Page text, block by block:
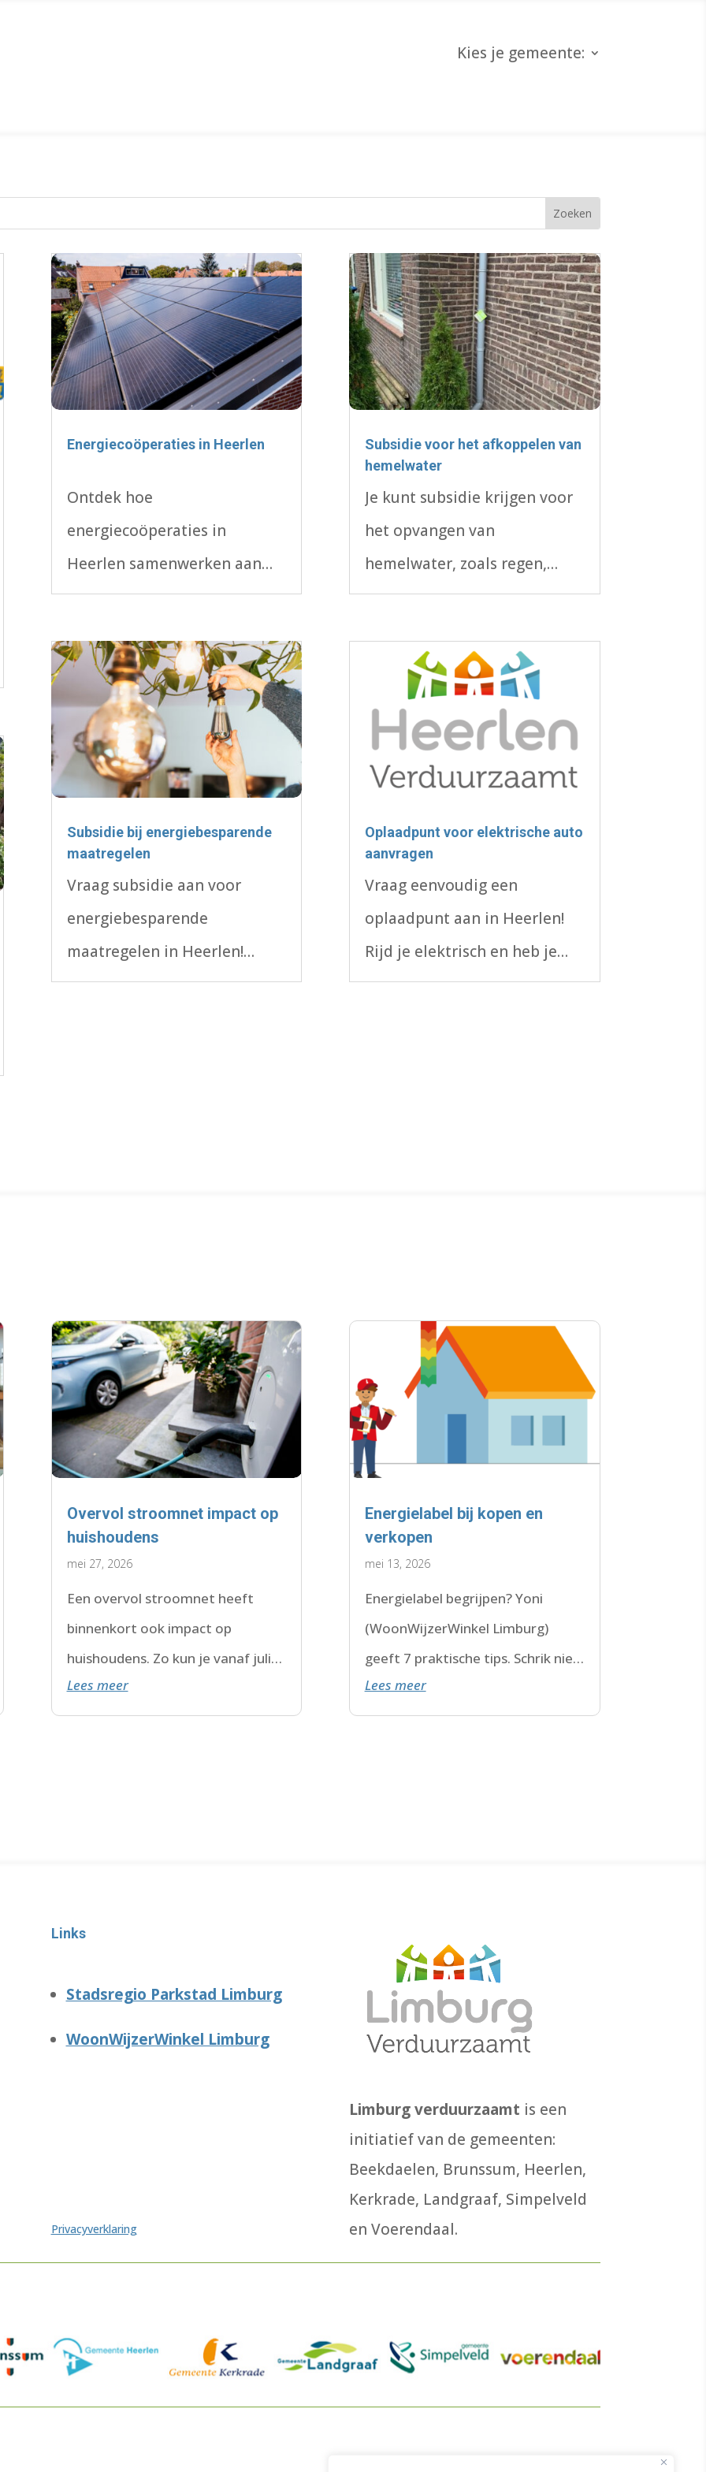
Kies je gemeente:
Energiecoöperaties in Heerlen
Ontdek hoe
energiecoöperaties in
Heerlen samenwerken aan
een duurzame toekomst!
profiteer van zonne-energie
en draag bij aan een groenere
stad. Doe mee en word lid!
Subsidie bij energiebesparende
maatregelen
Vraag subsidie aan voor
energiebesparende
maatregelen in Heerlen!
Bespaar op je
Subsidie voor het afkoppelen van
hemelwater
Je kunt subsidie krijgen voor
het opvangen van
hemelwater, zoals regen,
sneeuw en hagel. Je vangt het
waterbekken, watertonnen,
een regenvijver of
ondergrondse reservoirs.
Deze afkoppelsubsidie is
woningeigenaren, niet...
Oplaadpunt voor elektrische auto
aanvragen
Vraag eenvoudig een
oplaadpunt aan in Heerlen!
Rijd je elektrisch en heb je
geen eigen parkeerplek?
Overvol stroomnet impact op
huishoudens
mei 27, 2026
Een overvol stroomnet heeft
binnenkort ook impact op
huishoudens. Zo kun je vanaf juli
2026 te maken krijgen met een
wachtlijst.
Lees meer
Energielabel bij kopen en
verkopen
mei 13, 2026
Energielabel begrijpen? Yoni
(WoonWijzerWinkel Limburg)
geeft 7 praktische tips. Schrik niet
van F of G. Check de datum. Lees
hier verder.
Lees meer
Links
Stadsregio Parkstad Limburg
WoonWijzerWinkel Limburg
Privacyverklaring
Limburg verduurzaamt is een
initiatief van de gemeenten:
Beekdaelen, Brunssum, Heerlen,
Kerkrade, Landgraaf, Simpelveld
en Voerendaal.